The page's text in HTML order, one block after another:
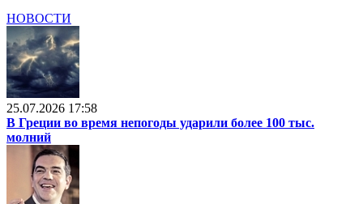
НОВОСТИ
25.07.2026 17:58
В Греции во время непогоды ударили более 100 тыс.
молний